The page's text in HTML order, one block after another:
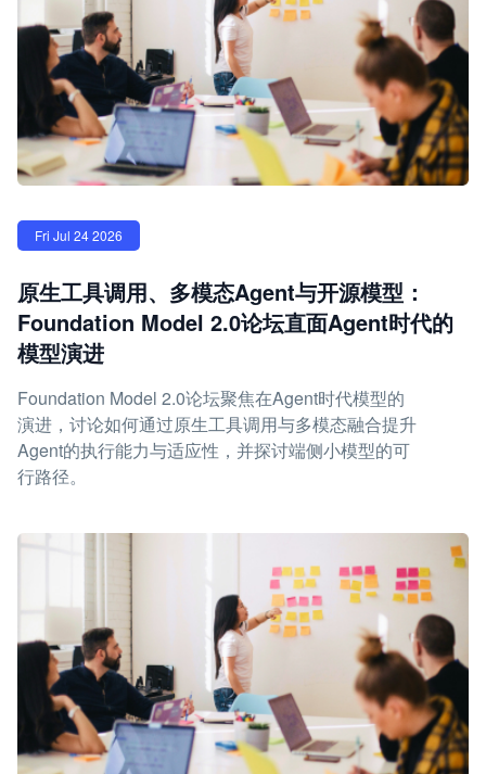
Fri Jul 24 2026
原生工具调用、多模态Agent与开源模型：
Foundation Model 2.0论坛直面Agent时代的
模型演进
Foundation Model 2.0论坛聚焦在Agent时代模型的
演进，讨论如何通过原生工具调用与多模态融合提升
Agent的执行能力与适应性，并探讨端侧小模型的可
行路径。